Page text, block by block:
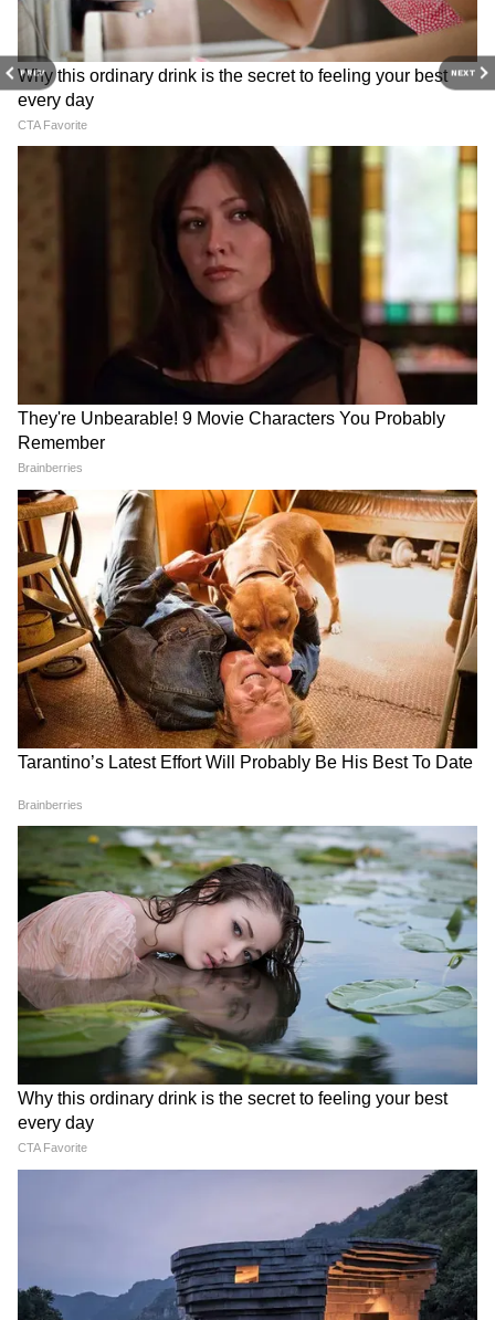
PREV NEXT
Image Credit :
2. वॉर
ऋतिक रोशन और टाइगर श्रॉफ की फिल्म वॉर ने भी
रिलीज के साथ धमाका किया था। डायरेक्टर सिद्धार्थ
आनंद की इस फिल्म ने भारत में पहले दिन नेट 53.35
करोड़ का बिजनेस किया था।
Image Credit :Instagram
3. वॉर 2
वॉर 2 को अयान मुखर्जी ने डायरेक्ट किया था। ऋतिक
रोशन और जूनियर एनटीआर की इस फिल्म ने इंडिया में
पहले दिन 52.50 करोड़ का कारोबार किया था।
5
8
Image Credit : Instagram
4. टाइगर 3
सलमान खान और कैटरीना कैफ की फिल्म टाइगर 3
यशराज स्पाई यूनिवर्स मूवीज की सबसे कमाऊ फिल्मों में
से एक है। डायरेक्टर मनीष शर्मा की इस फिल्म ने इंडिया
में पहले दिन नेट 44.50 करोड़ का कलेक्शन किया था।
6